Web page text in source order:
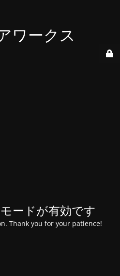
ワークス
ードが有効です
Thank you for your patience!